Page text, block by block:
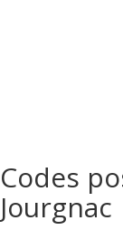
Codes
Jourgnac